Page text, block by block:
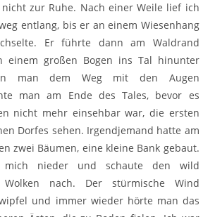
zur Ruhe. Nach einer Weile lief ich
entlang, bis er an einem Wiesenhang
Er führte dann am Waldrand
einem großen Bogen ins Tal hinunter
man dem Weg mit den Augen
man am Ende des Tales, bevor es
nicht mehr einsehbar war, die ersten
Dorfes sehen. Irgendjemand hatte am
zwei Bäumen, eine kleine Bank gebaut.
nieder und schaute den wild
Wolken nach. Der stürmische Wind
und immer wieder hörte man das